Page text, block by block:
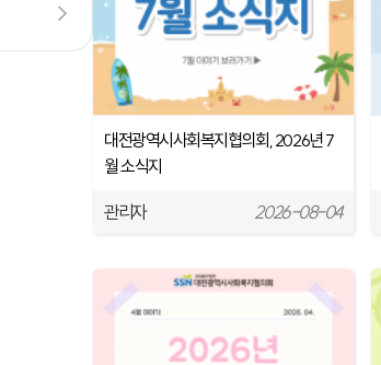
대전광역시사회복지협의회, 2026년 7
월 소식지
관리자 2026-08-04